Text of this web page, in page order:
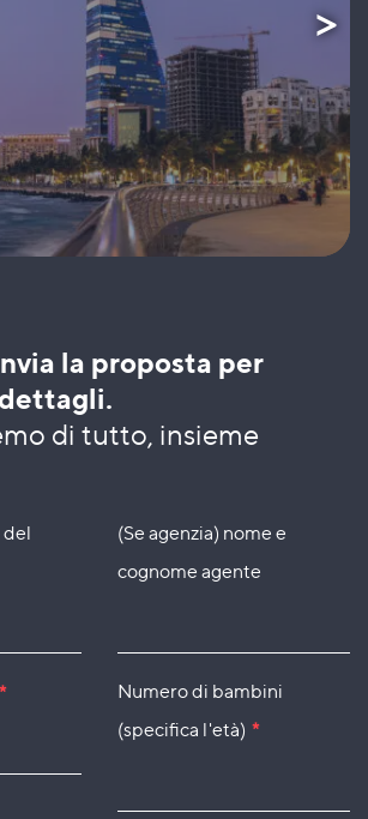
la proposta per
di tutto, insieme
del
(Se agenzia) nome e
cognome agente
*
Numero di bambini
(specifica l'età) *